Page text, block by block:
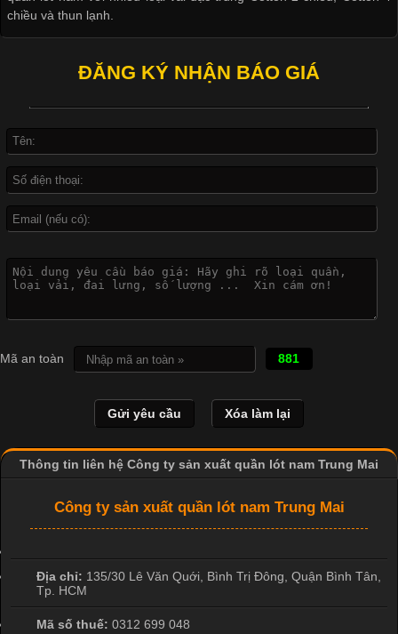
Khám Phá Áo Phông Trang Phục Phổ Biến Nhất Hiện Nay
Áo phông là một trong những trang phục phổ biến nhất trong
Không chỉ xuất hiện trong thời trang thường ngày, áo phông còn
được ứng dụng rộng rãi trong ngành sản xuất may mặc, đặc
Đại
Cập nhật 2026-04-21 15:41:03
In Chuyển Nhiệt Là Gì? Công Nghệ In Hiện Đại Trong Ngành
May Mặc Trong ngành in ấn và thời trang, in chuyển nhiệt đang
hình ảnh sắc nét và bền màu. Đặc biệt, kỹ thuật này được ứng
dụng rộng rãi trong sản xuất áo thun, đồ thể thao
chiều và thun lạnh.
ĐĂNG KÝ NHẬN BÁO GIÁ
Mã an toàn 881
Thông tin liên hệ Công ty sản xuất quần lót nam Trung Mai
Công ty sản xuất quần lót nam Trung Mai
Địa chỉ: 135/30 Lê Văn Quới, Bình Trị Đông, Quận Bình Tân,
Tp. HCM
Mã số thuế: 0312 699 048